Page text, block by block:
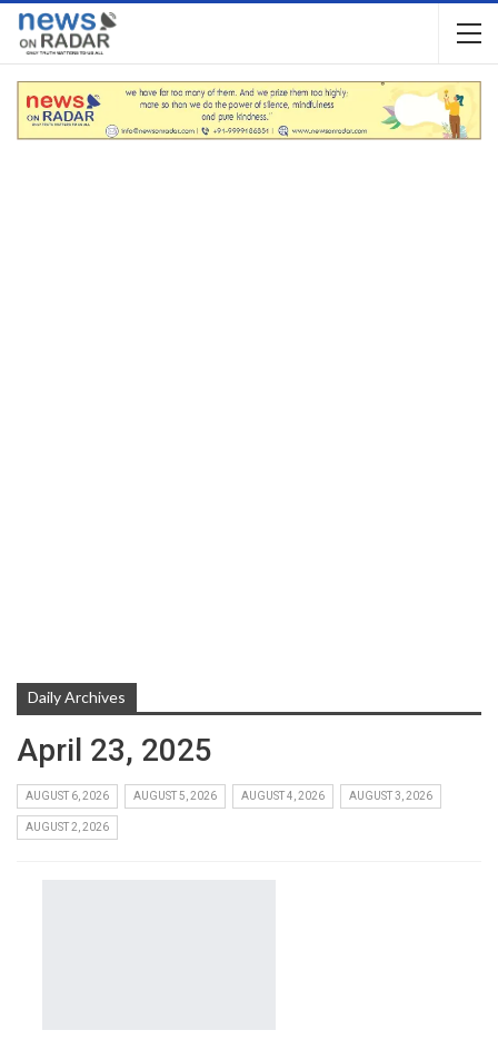
Daily Archives
April 23, 2025
AUGUST 6, 2026 AUGUST 5, 2026 AUGUST 4, 2026 AUGUST 3, 2026
AUGUST 2, 2026